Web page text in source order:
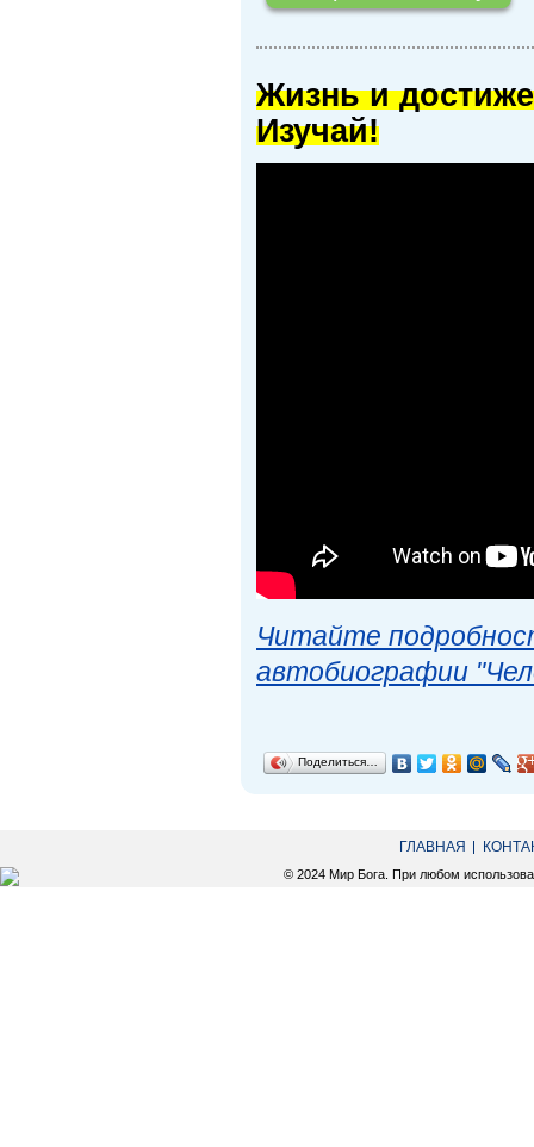
Жизнь и
Изучай!
Читайте
автобиографии
Поделиться…
ГЛАВНАЯ
© 2024 Мир Бога. При любом